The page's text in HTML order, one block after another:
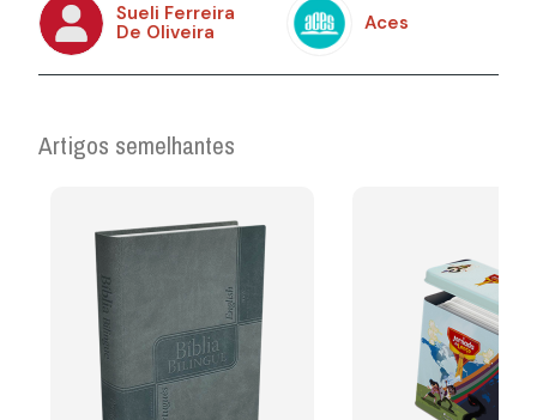
Sueli Ferreira
De Oliveira
Aces
Artigos semelhantes